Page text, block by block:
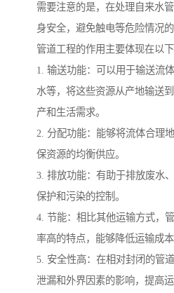
需要注意的是，在处理自来水
身安全，避免触电等危险情况的
管道工程的作用主要体现在以下
1. 输送功能：可以用于输送流
水等，将这些资源从产地输送
产和生活需求。
2. 分配功能：能够将流体合理
保资源的均衡供应。
3. 排放功能：有助于排放废水
保护和污染的控制。
4. 节能：相比其他运输方式，
率高的特点，能够降低运输成本
5. 安全性高：在相对封闭的管
泄漏和外界因素的影响，提高运